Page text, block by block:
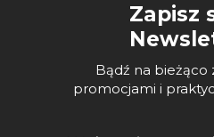
Zapisz
Bądź na bieżąco
promocjami i